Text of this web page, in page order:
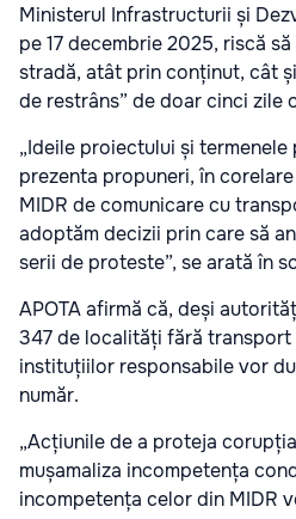
Ministerul Infrastructurii și
pe 17 decembrie 2025, riscă
stradă, atât prin conținut, cât
de restrâns” de doar cinci zile
„Ideile proiectului și
prezenta propuneri, în
MIDR de comunicare cu
adoptăm decizii prin care să
serii de proteste”, se arată în
APOTA afirmă că, deși
347 de localități fără
instituțiilor responsabile vor
număr.
„Acțiunile de a proteja
mușamaliza incompetența
incompetența celor din MIDR